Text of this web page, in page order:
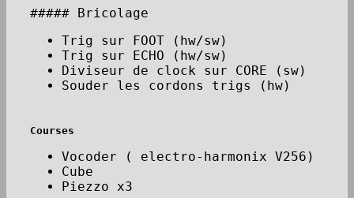
##### Bricolage
Trig sur FOOT (hw/sw)
Trig sur ECHO (hw/sw)
Diviseur de clock sur CORE (sw)
Souder les cordons trigs (hw)
Courses
Vocoder ( electro-harmonix V256)
Cube
Piezzo x3